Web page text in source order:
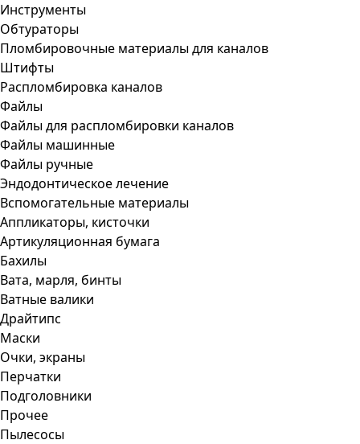
Инструменты
Обтураторы
Пломбировочные материалы для каналов
Штифты
Распломбировка каналов
Файлы
Файлы для распломбировки каналов
Файлы машинные
Файлы ручные
Эндодонтическое лечение
Вспомогательные материалы
Аппликаторы, кисточки
Артикуляционная бумага
Бахилы
Вата, марля, бинты
Ватные валики
Драйтипс
Маски
Очки, экраны
Перчатки
Подголовники
Прочее
Пылесосы